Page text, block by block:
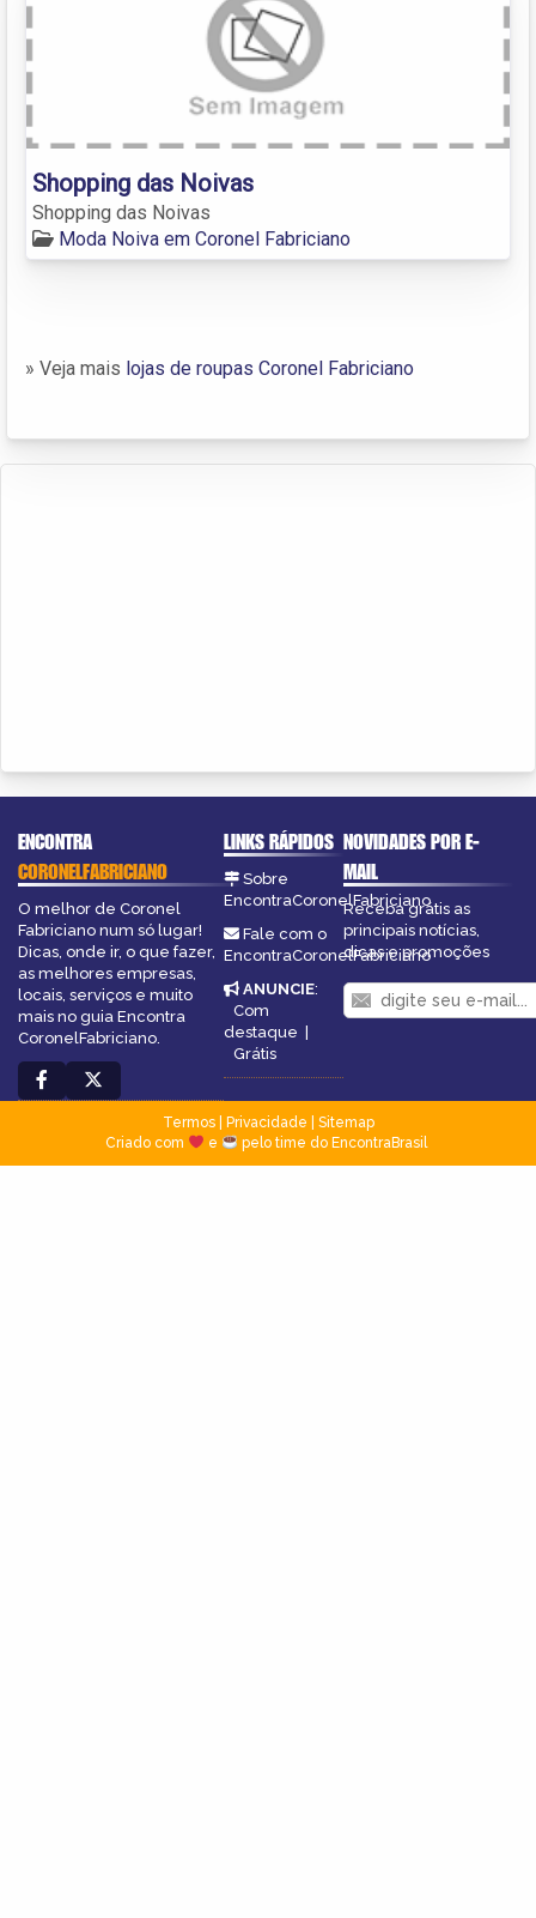
Shopping das Noivas
Shopping das Noivas
Moda Noiva em Coronel Fabriciano
» Veja mais lojas de roupas Coronel Fabriciano
ENCONTRA
CORONELFABRICIANO
O melhor de Coronel
Fabriciano num só lugar!
Dicas, onde ir, o que fazer,
as melhores empresas,
locais, serviços e muito
mais no guia Encontra
CoronelFabriciano.
LINKS RÁPIDOS
Sobre
EncontraCoronelFabriciano
Fale com o
EncontraCoronelFabriciano
ANUNCIE:
Com
destaque |
Grátis
NOVIDADES POR E-
MAIL
Receba grátis as
principais notícias,
dicas e promoções
Termos| Privacidade
Sitemap
Criado com
e pelo time do EncontraBrasil